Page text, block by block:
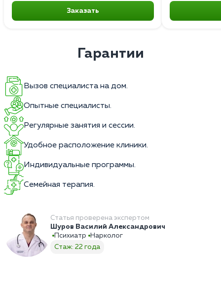
Заказать
Гарантии
Вызов специалиста на дом.
Опытные специалисты.
Регулярные занятия и сессии.
Удобное расположение клиники.
Индивидуальные программы.
Семейная терапия.
Статья проверена экспертом
Шуров Василий Александрович
Психиатр
Нарколог
Стаж: 22 года